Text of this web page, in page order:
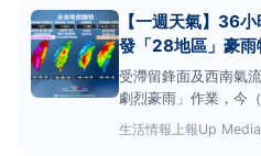
延時強降雨、9級以
央
氣象署於今（
【一週天氣】36
發「28地區」豪雨
受滯留鋒面及西南氣
劇烈豪雨」作業，今
山區、屏東縣山區有
區、台中市山區、南
生活情報 上報Up Media